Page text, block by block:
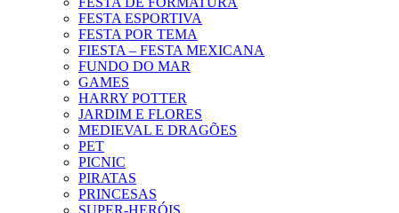
FESTA ESPORTIVA
FESTA POR TEMA
FIESTA – FESTA MEXICANA
FUNDO DO MAR
GAMES
HARRY POTTER
JARDIM E FLORES
MEDIEVAL E DRAGÕES
PET
PICNIC
PIRATAS
PRINCESAS
SUPER-HERÓIS